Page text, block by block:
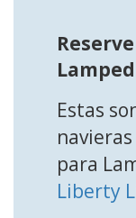
Estas
para
Liberty